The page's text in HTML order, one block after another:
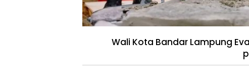
Wali Kota Bandar Lampung